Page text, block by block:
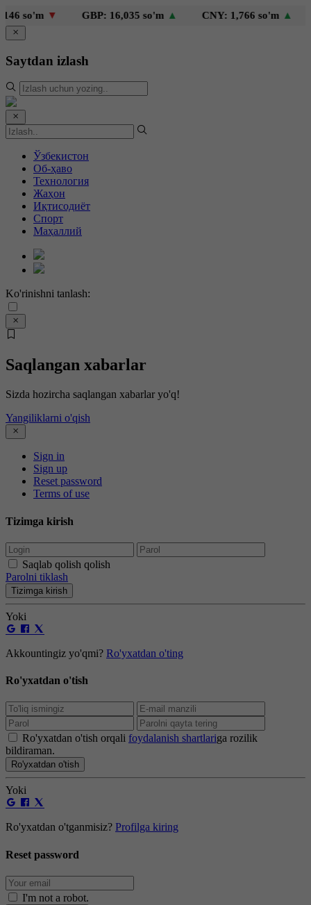
so'm▼ GBP: 16,035 so'm▲ CNY: 1,766 so'm▲
Saytdan izlash
Ўзбекистон
Об-ҳаво
Технология
Жаҳон
Иқтисодиёт
Спорт
Маҳаллий
Ko'rinishni tanlash:
Saqlangan xabarlar
Sizda hozircha saqlangan xabarlar yo'q!
Yangiliklarni o'qish
Sign in
Sign up
Reset password
Terms of use
Tizimga kirish
Saqlab qolish qolish
Parolni tiklash
Tizimga kirish
Yoki
Akkountingiz yo'qmi? Ro'yxatdan o'ting
Ro'yxatdan o'tish
Ro'yxatdan o'tish orqali foydalanish shartlariga rozilik
bildiraman.
Ro'yxatdan o'tish
Yoki
Ro'yxatdan o'tganmisiz? Profilga kiring
Reset password
I'm not a robot.